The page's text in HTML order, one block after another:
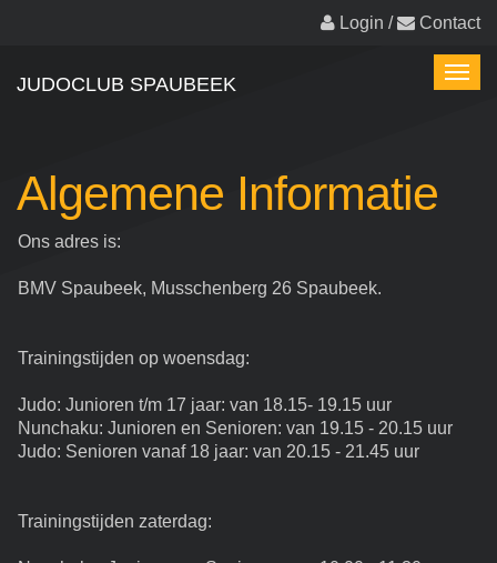
Login / Contact
JUDOCLUB SPAUBEEK
Toggle
Algemene Informatie
Ons adres is:
BMV Spaubeek, Musschenberg 26 Spaubeek.
Trainingstijden op woensdag:
Judo: Junioren t/m 17 jaar: van 18.15- 19.15 uur
Nunchaku: Junioren en Senioren: van 19.15 - 20.15 uur
Judo: Senioren vanaf 18 jaar: van 20.15 - 21.45 uur
Trainingstijden zaterdag: